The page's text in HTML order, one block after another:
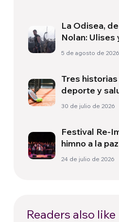
La Odisea,
Nolan: Ulises
de un nuevo
5 de agosto de 2026
Tres
deporte y
Sudamérica
30 de julio de 2026
Festival Re-
himno a la
24 de julio de 2026
Readers also like